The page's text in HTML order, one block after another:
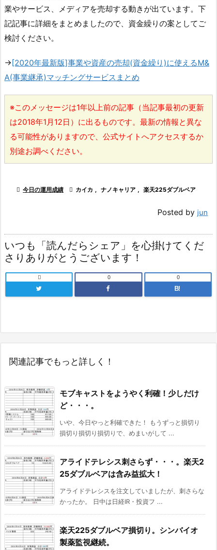
業やサービス、メディアを売却する動きが出ています。下
記記事に詳細をまとめましたので、資金繰りの案としてご
検討ください。
→[2020年最新版]事業や資産の売却(資金繰り)に使えるM&
A(事業継承)マッチングサービスまとめ
※このメッセージは1年以上前の記事（当記事最初の更新
は2018年1月12日）に出るものです。最新の情報と異な
る可能性がありますので、公式サイトへアクセスするか
別途お調べください。
 今日の運用成績  カイカ , ナノキャリア , 楽天225ダブルベア
Posted by jun
いつも「読んだらシェア」を心掛けてくだ
さりありがとうございます！
 0
B!
0
関連記事でもっと詳しく！
モブキャストをようやく利確！少しだけ
ど・・・。
いや、今日やっと利確できた！ もうずっと損切り
損切り損切り損切りで、めまいがして ...
アライドテレシス刺さらず・・・。楽天2
25ダブルベアは含み益拡大！
アライドテレシスを注文していましたが、刺さらな
かったか。 日中は日経IR・投資フ ...
楽天225ダブルベア損切り。シンバイオ
製薬監視継続。